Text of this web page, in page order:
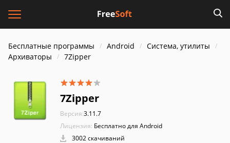
Бесплатные программы Android
Система, утилиты
Архиваторы
7Zipper
7Zipper
Версия:3.11.7
Лицензия: Бесплатно для Android
3002 скачиваний